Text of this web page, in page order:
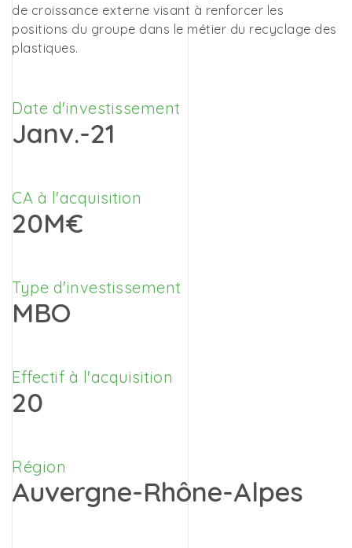
de croissance externe visant à renforcer les
positions du groupe dans le métier du recyclage des
plastiques.
Date d'investissement
Janv.-21
CA à l'acquisition
20M€
Type d'investissement
MBO
Effectif à l'acquisition
20
Région
Auvergne-Rhône-Alpes